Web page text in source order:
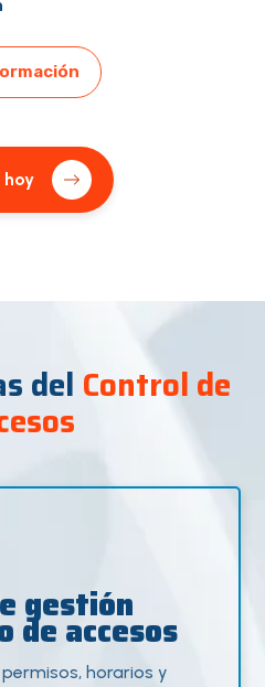
del Control de
gestión
de accesos
horarios y